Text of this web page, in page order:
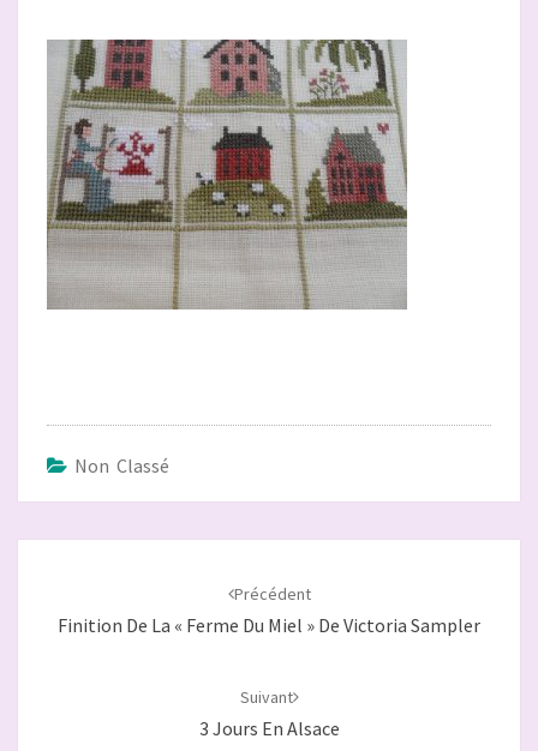
Non Classé
Précédent
Finition De La « Ferme Du Miel » De Victoria Sampler
Suivant
3 Jours En Alsace